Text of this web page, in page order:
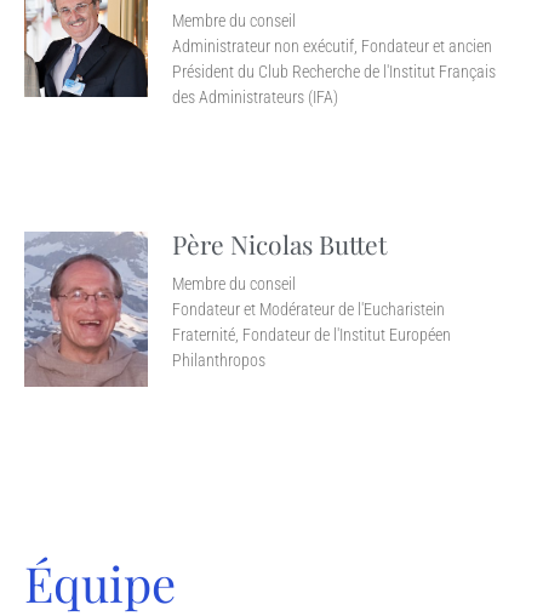
Membre du conseil
Administrateur non exécutif, Fondateur et ancien
Président du Club Recherche de l'Institut Français
des Administrateurs (IFA)
Père Nicolas Buttet
Membre du conseil
Fondateur et Modérateur de l'Eucharistein
Fraternité, Fondateur de l'Institut Européen
Philanthropos
Équipe